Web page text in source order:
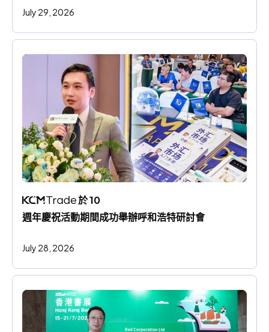
July 29, 2026
於 10
週年慶祝活動期間成功舉辦呼和浩特研討會
July 28, 2026